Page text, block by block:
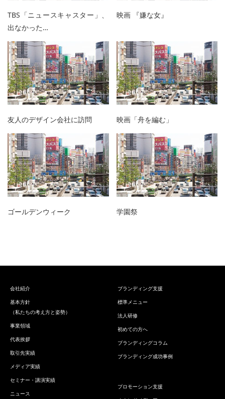
TBS「ニュースキャスター」、
出なかった…
映画 『嫌な女』
友人のデザイン会社に訪問 映画「舟を編む」
ゴールデンウィーク 学園祭
会社紹介
基本方針
（私たちの考え方と姿勢）
事業領域
代表挨拶
取引先実績
メディア実績
セミナー・講演実績
ニュース
ブランディング支援
標準メニュー
法人研修
初めての方へ
ブランディングコラム
ブランディング成功事例
プロモーション支援